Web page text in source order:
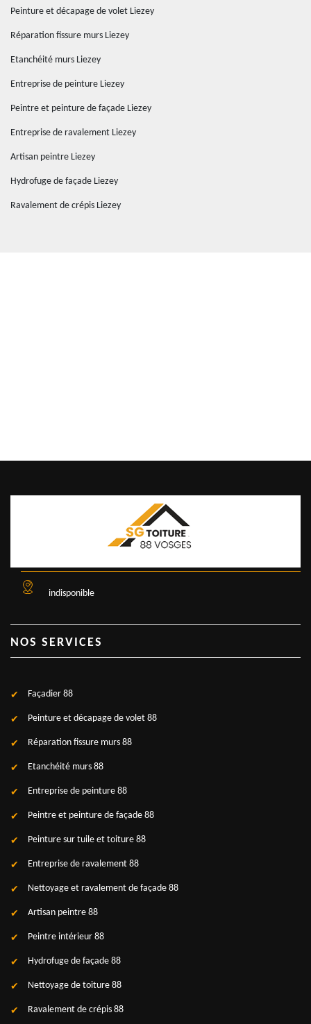
Peinture et décapage de volet Liezey
Réparation fissure murs Liezey
Etanchéité murs Liezey
Entreprise de peinture Liezey
Peintre et peinture de façade Liezey
Entreprise de ravalement Liezey
Artisan peintre Liezey
Hydrofuge de façade Liezey
Ravalement de crépis Liezey
indisponible
NOS SERVICES
Façadier 88
Peinture et décapage de volet 88
Réparation fissure murs 88
Etanchéité murs 88
Entreprise de peinture 88
Peintre et peinture de façade 88
Peinture sur tuile et toiture 88
Entreprise de ravalement 88
Nettoyage et ravalement de façade 88
Artisan peintre 88
Peintre intérieur 88
Hydrofuge de façade 88
Nettoyage de toiture 88
Ravalement de crépis 88